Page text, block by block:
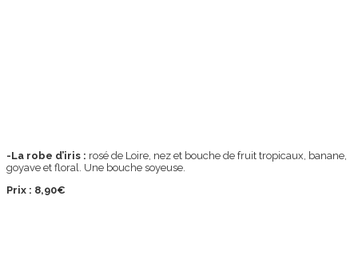
-La robe d’iris : rosé de Loire, nez et bouche de fruit tropicaux, banane,
goyave et floral. Une bouche soyeuse.
Prix : 8,90€